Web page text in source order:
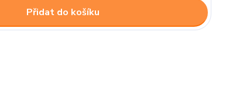
Přidat do košíku